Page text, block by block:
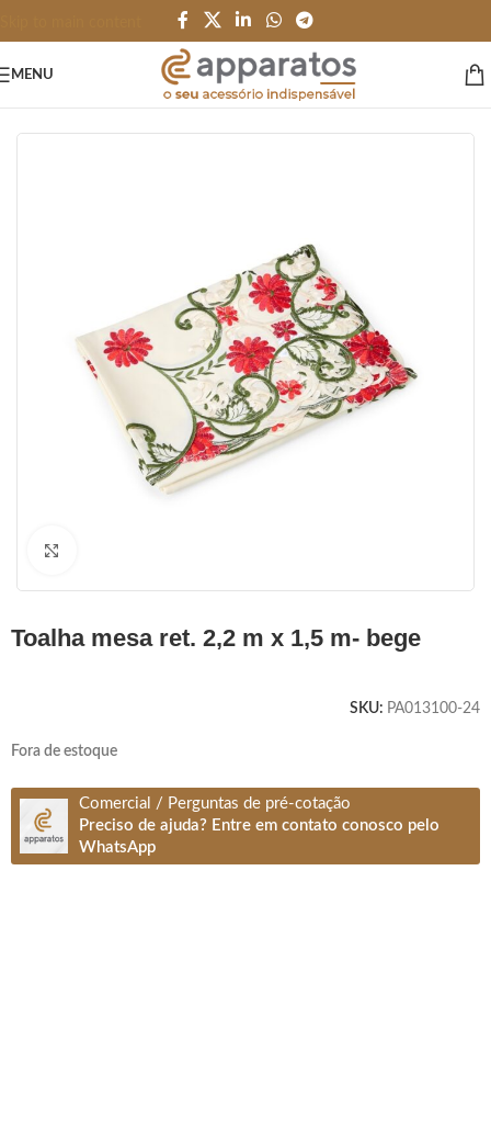
MENU
toalha mesa ret. 2,2 m x 1,5 m- bege
SKU: PA013100-24
Fora de estoque
Comercial / Perguntas de pré-cotação
Preciso de ajuda? Entre em contato conosco pelo
WhatsApp